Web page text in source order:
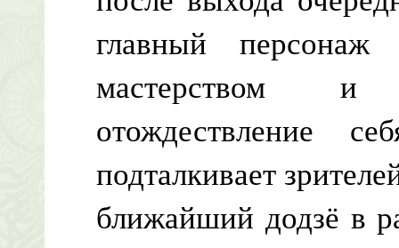
главный персонаж
мастерством и
отождествление
подталкивает
ближайший додзё в